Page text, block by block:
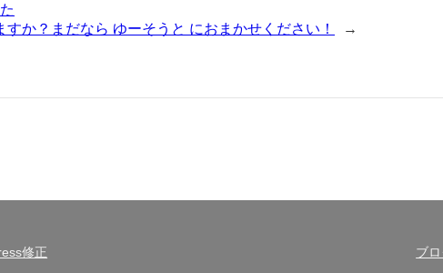
か？まだなら ゆーそうと におまかせください！ →
修正 ブ